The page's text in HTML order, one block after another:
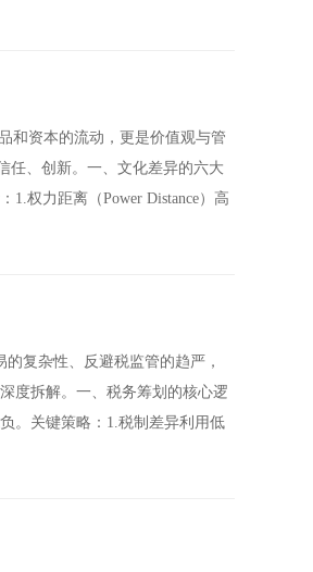
和资本的流动，更是价值观与管
任、创新。一、文化差异的六大
权力距离（Power Distance）高
复杂性、反避税监管的趋严，
度拆解。一、税务筹划的核心逻
。关键策略：1.税制差异利用低